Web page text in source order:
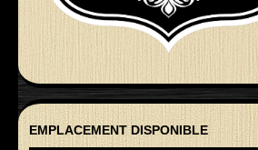
EMPLACEMENT DISPONIBLE